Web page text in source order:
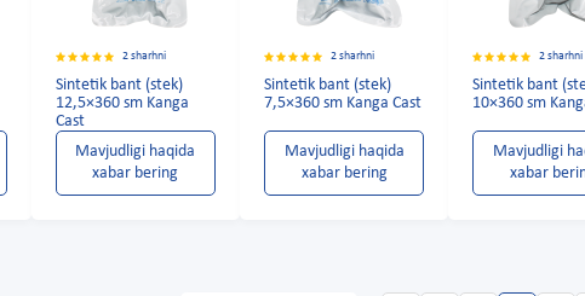
2 sharhni
Sintetik bant (stek)
12,5×360 sm Kanga
Cast
Mavjudligi haqida
xabar bering
2 sharhni
Sintetik bant (stek)
7,5×360 sm Kanga Cast
Mavjudligi haqida
xabar bering
2 sharhni
Sintetik bant
10×360 sm
Mavjudligi
xabar